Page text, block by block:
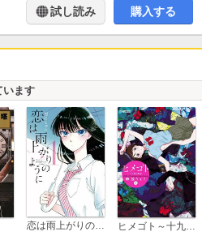
試し読み 購入する
います
恋は雨上がりのように